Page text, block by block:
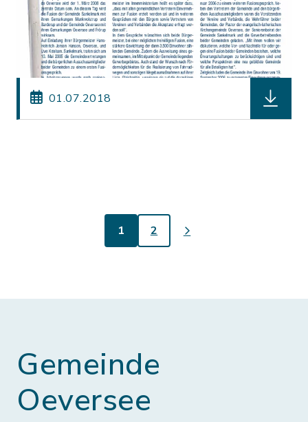
01.07.2018
1 2
Gemeinde
Oeversee